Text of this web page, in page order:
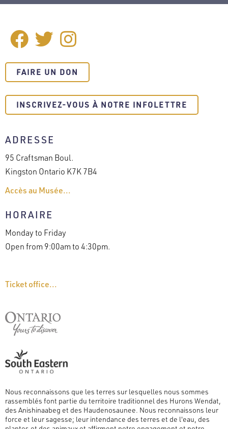
SOCIAL
MEDIA Facebook
Twitter
FAIRE UN DON
INSCRIVEZ-VOUS À NOTRE INFOLETTRE
ADRESSE
95 Craftsman Boul.
Kingston Ontario K7K 7B4
Accès au Musée...
HORAIRE
Monday to Friday
Open from 9:00am to 4:30pm.
Ticket office...
Nous reconnaissons que les terres sur lesquelles nous sommes
rassemblés font partie du territoire traditionnel des Hurons Wendat,
des Anishinaabeg et des Haudenosaunee. Nous reconnaissons leur
force et leur sagesse; leur intendance des terres et de l'eau, des